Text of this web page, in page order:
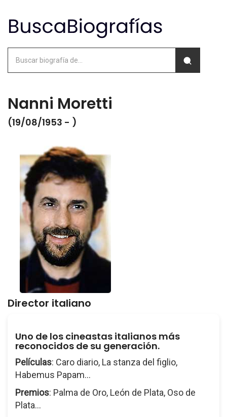
Nanni Moretti
(19/08/1953 - )
Director italiano
Uno de los cineastas italianos más
reconocidos de su generación.
Películas: Caro diario, La stanza del figlio,
Habemus Papam...
Premios: Palma de Oro, León de Plata, Oso de
Plata...